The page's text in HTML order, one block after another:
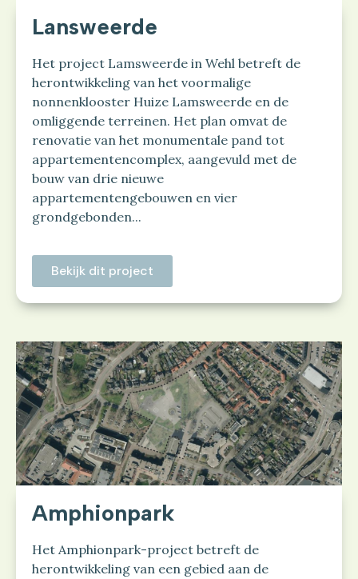
Lansweerde
Het project Lamsweerde in Wehl betreft de
herontwikkeling van het voormalige
nonnenklooster Huize Lamsweerde en de
omliggende terreinen. Het plan omvat de
renovatie van het monumentale pand tot
appartementencomplex, aangevuld met de
bouw van drie nieuwe
appartementengebouwen en vier
grondgebonden...
Bekijk dit project
Amphionpark
Het Amphionpark-project betreft de
herontwikkeling van een gebied aan de